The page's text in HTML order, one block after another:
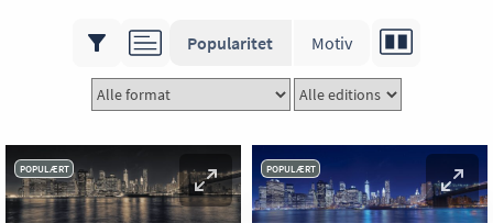
Popularitet Motiv
POPULÆRT POPULÆRT